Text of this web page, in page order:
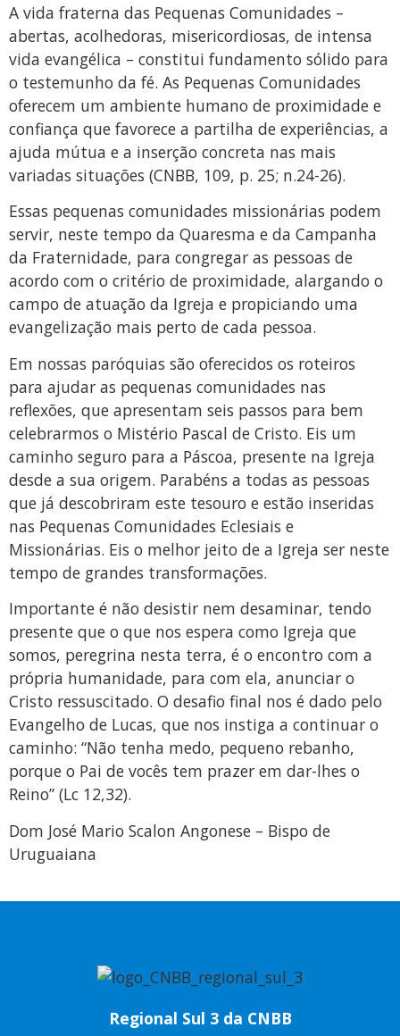
A vida fraterna das Pequenas Comunidades –
abertas, acolhedoras, misericordiosas, de intensa
vida evangélica – constitui fundamento sólido para
o testemunho da fé. As Pequenas Comunidades
oferecem um ambiente humano de proximidade e
confiança que favorece a partilha de experiências, a
ajuda mútua e a inserção concreta nas mais
variadas situações (CNBB, 109, p. 25; n.24-26).
Essas pequenas comunidades missionárias podem
servir, neste tempo da Quaresma e da Campanha
da Fraternidade, para congregar as pessoas de
acordo com o critério de proximidade, alargando o
campo de atuação da Igreja e propiciando uma
evangelização mais perto de cada pessoa.
Em nossas paróquias são oferecidos os roteiros
para ajudar as pequenas comunidades nas
reflexões, que apresentam seis passos para bem
celebrarmos o Mistério Pascal de Cristo. Eis um
caminho seguro para a Páscoa, presente na Igreja
desde a sua origem. Parabéns a todas as pessoas
que já descobriram este tesouro e estão inseridas
nas Pequenas Comunidades Eclesiais e
Missionárias. Eis o melhor jeito de a Igreja ser neste
tempo de grandes transformações.
Importante é não desistir nem desaminar, tendo
presente que o que nos espera como Igreja que
somos, peregrina nesta terra, é o encontro com a
própria humanidade, para com ela, anunciar o
Cristo ressuscitado. O desafio final nos é dado pelo
Evangelho de Lucas, que nos instiga a continuar o
caminho: “Não tenha medo, pequeno rebanho,
porque o Pai de vocês tem prazer em dar-lhes o
Reino” (Lc 12,32).
Dom José Mario Scalon Angonese – Bispo de
Uruguaiana
Regional Sul 3 da CNBB